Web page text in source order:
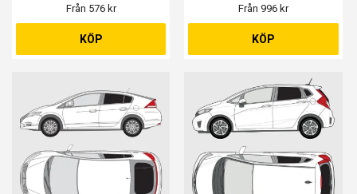
Från 576 kr
KÖP
Från 996 kr
KÖP